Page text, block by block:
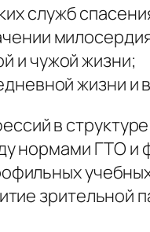
служб
и чужой жизни;
жизни и
в
нормами ГТО и
зрительной